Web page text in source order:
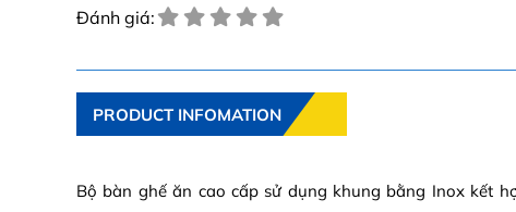
Đánh giá:
PRODUCT INFOMATION
Bộ bàn ghế ăn cao cấp sử dụng khung bằng Inox kết